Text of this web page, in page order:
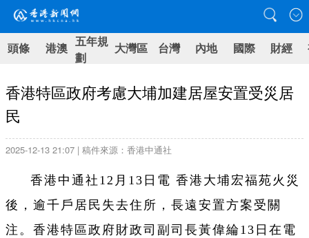
頭條 港澳 五年規
劃
大灣區 台灣 內地 國際 財經
香港特區政府考慮大埔加建居屋安置受災居
民
2025-12-13 21:07 | 稿件來源：香港中通社
香港中通社12月13日電 香港大埔宏福苑火災
後，逾千戶居民失去住所，長遠安置方案受關
注。香港特區政府財政司副司長黃偉綸13日在電